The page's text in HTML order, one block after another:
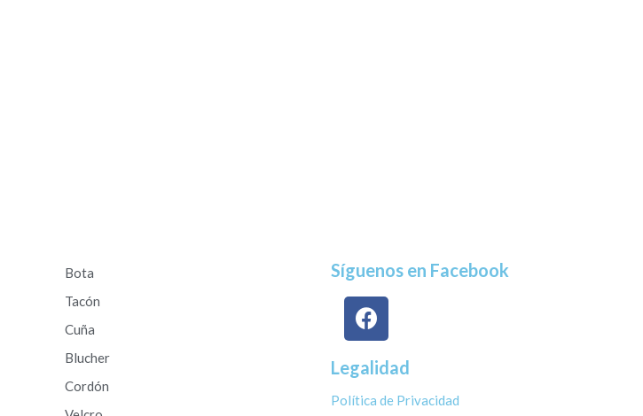
Bota
Tacón
Cuña
Blucher
Cordón
Síguenos en Facebook
Legalidad
Política de Privacidad